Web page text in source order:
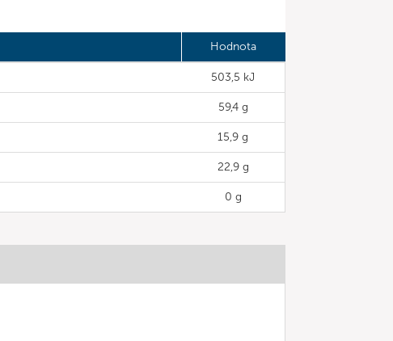
Hodnota
503,5 kJ
59,4 g
15,9 g
22,9 g
0 g